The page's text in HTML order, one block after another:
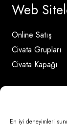
En iyi deneyimleri
Web
Online Satış
Civata Grupları
Civata Kapağı
İletişim